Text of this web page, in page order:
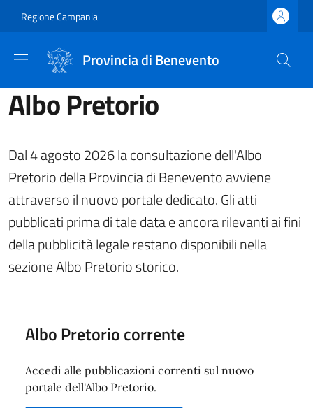
Regione Campania
Provincia di Benevento
Albo Pretorio
Dal 4 agosto 2026 la consultazione dell'Albo
Pretorio della Provincia di Benevento avviene
attraverso il nuovo portale dedicato. Gli atti
pubblicati prima di tale data e ancora rilevanti ai fini
della pubblicità legale restano disponibili nella
sezione Albo Pretorio storico.
Albo Pretorio corrente
Accedi alle pubblicazioni correnti sul nuovo
portale dell'Albo Pretorio.